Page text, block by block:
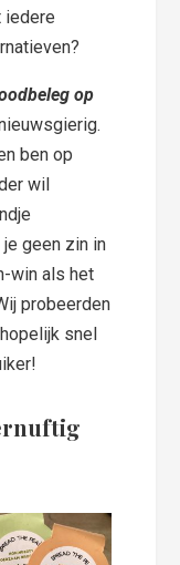
iedere
op
ben op
wil
geen zin in
win als het
probeerden
snel